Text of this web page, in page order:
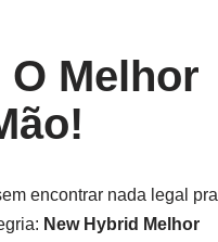
Melhor
encontrar nada legal pra
New Hybrid Melhor